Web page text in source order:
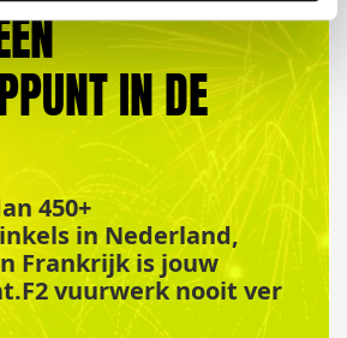
IN DE
450+
in Nederland,
Frankrijk is jouw
vuurwerk nooit ver